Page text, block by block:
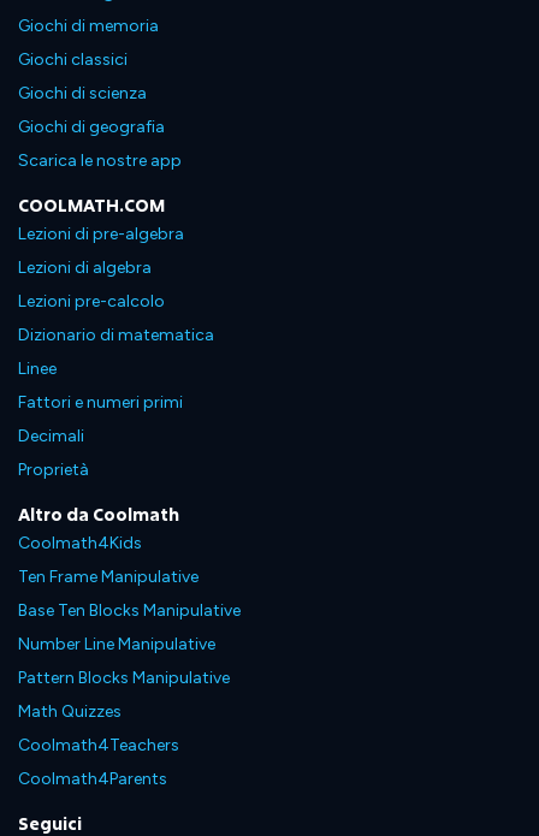
Giochi di memoria
Giochi classici
Giochi di scienza
Giochi di geografia
Scarica le nostre app
COOLMATH.COM
Lezioni di pre-algebra
Lezioni di algebra
Lezioni pre-calcolo
Dizionario di matematica
Linee
Fattori e numeri primi
Decimali
Proprietà
Altro da Coolmath
Coolmath4Kids
Ten Frame Manipulative
Base Ten Blocks Manipulative
Number Line Manipulative
Pattern Blocks Manipulative
Math Quizzes
Coolmath4Teachers
Coolmath4Parents
Seguici